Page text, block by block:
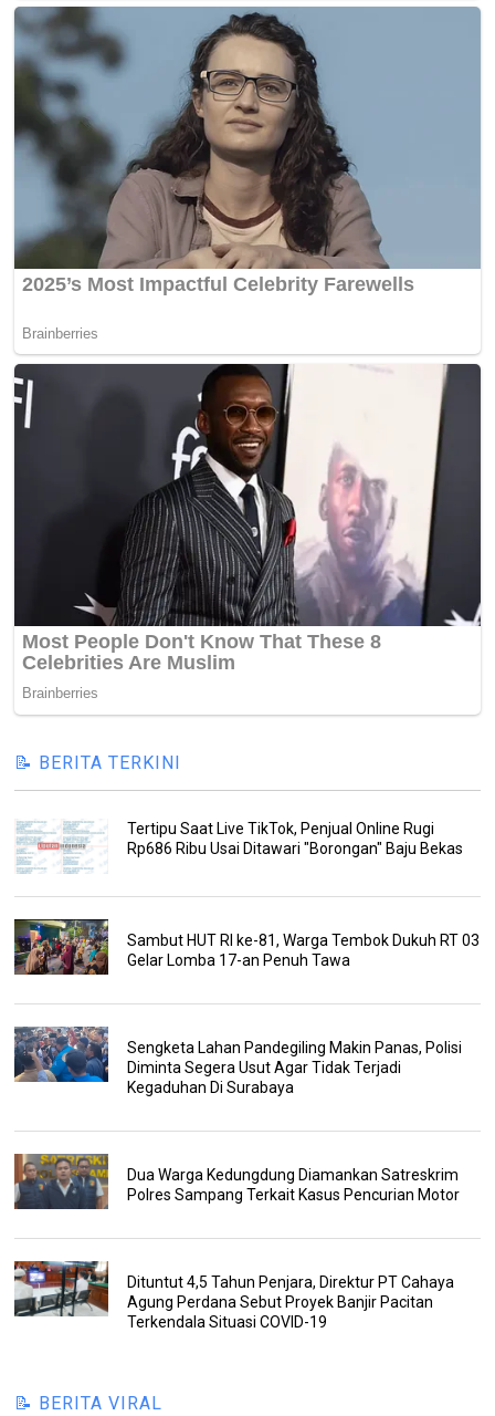
📝 BERITA TERKINI
Tertipu Saat Live TikTok, Penjual Online Rugi
Rp686 Ribu Usai Ditawari "Borongan" Baju Bekas
Sambut HUT RI ke-81, Warga Tembok Dukuh RT 03
Gelar Lomba 17-an Penuh Tawa
Sengketa Lahan Pandegiling Makin Panas, Polisi
Diminta Segera Usut Agar Tidak Terjadi
Kegaduhan Di Surabaya
Dua Warga Kedungdung Diamankan Satreskrim
Polres Sampang Terkait Kasus Pencurian Motor
Dituntut 4,5 Tahun Penjara, Direktur PT Cahaya
Agung Perdana Sebut Proyek Banjir Pacitan
Terkendala Situasi COVID-19
📝 BERITA VIRAL